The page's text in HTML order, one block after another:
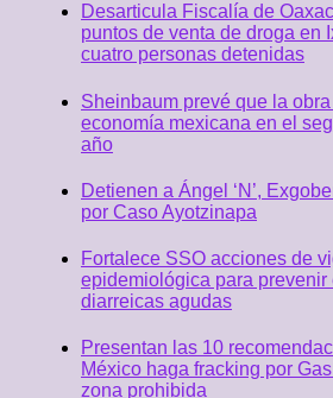
Desarticula Fiscalía de
puntos de venta de droga en
cuatro personas detenidas
Sheinbaum prevé que la
economía mexicana en el
año
Detienen a Ángel ‘N’,
por Caso Ayotzinapa
Fortalece SSO acciones de
epidemiológica para prevenir
diarreicas agudas
Presentan las 10
México haga fracking por
zona prohibida